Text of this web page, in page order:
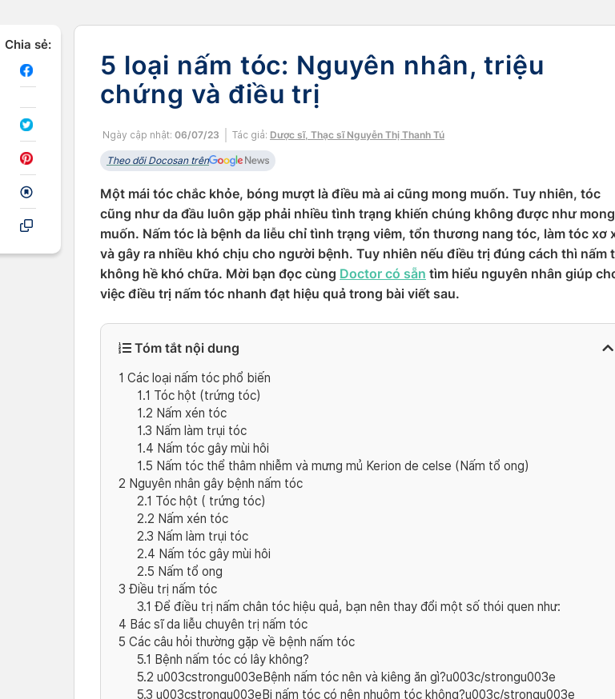
Chia sẻ:
5 loại nấm tóc: Nguyên nhân, triệu
chứng và điều trị
Ngày cập nhật: 06/07/23 Tác giả: Dược sĩ, Thạc sĩ Nguyễn Thị Thanh Tú
Theo dõi Docosan trên
Một mái tóc chắc khỏe, bóng mượt là điều mà ai cũng mong muốn. Tuy nhiên, tóc
cũng như da đầu luôn gặp phải nhiều tình trạng khiến chúng không được như mong
muốn. Nấm tóc là bệnh da liễu chỉ tình trạng viêm, tổn thương nang tóc, làm tóc xơ
và gây ra nhiều khó chịu cho người bệnh. Tuy nhiên nếu điều trị đúng cách thì nấm
không hề khó chữa. Mời bạn đọc cùng Doctor có sẵn tìm hiểu nguyên nhân giúp
việc điều trị nấm tóc nhanh đạt hiệu quả trong bài viết sau.
Tóm tắt nội dung
1 Các loại nấm tóc phổ biến
1.1 Tóc hột (trứng tóc)
1.2 Nấm xén tóc
1.3 Nấm làm trụi tóc
1.4 Nấm tóc gây mùi hôi
1.5 Nấm tóc thể thâm nhiễm và mưng mủ Kerion de celse (Nấm tổ ong)
2 Nguyên nhân gây bệnh nấm tóc
2.1 Tóc hột ( trứng tóc)
2.2 Nấm xén tóc
2.3 Nấm làm trụi tóc
2.4 Nấm tóc gây mùi hôi
2.5 Nấm tổ ong
3 Điều trị nấm tóc
3.1 Để điều trị nấm chân tóc hiệu quả, bạn nên thay đổi một số thói quen như:
4 Bác sĩ da liễu chuyên trị nấm tóc
5 Các câu hỏi thường gặp về bệnh nấm tóc
5.1 Bệnh nấm tóc có lây không?
5.2 u003cstrongu003eBệnh nấm tóc nên và kiêng ăn gì?u003c/strongu003e
5.3 u003cstrongu003eBị nấm tóc có nên nhuộm tóc không?u003c/strongu003e